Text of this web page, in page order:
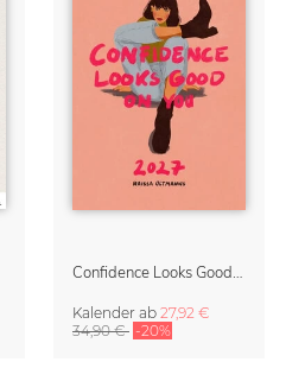
Confidence Looks Good On You Kalender 2027
Kalender ab 27,92 €
34,90 € -20%